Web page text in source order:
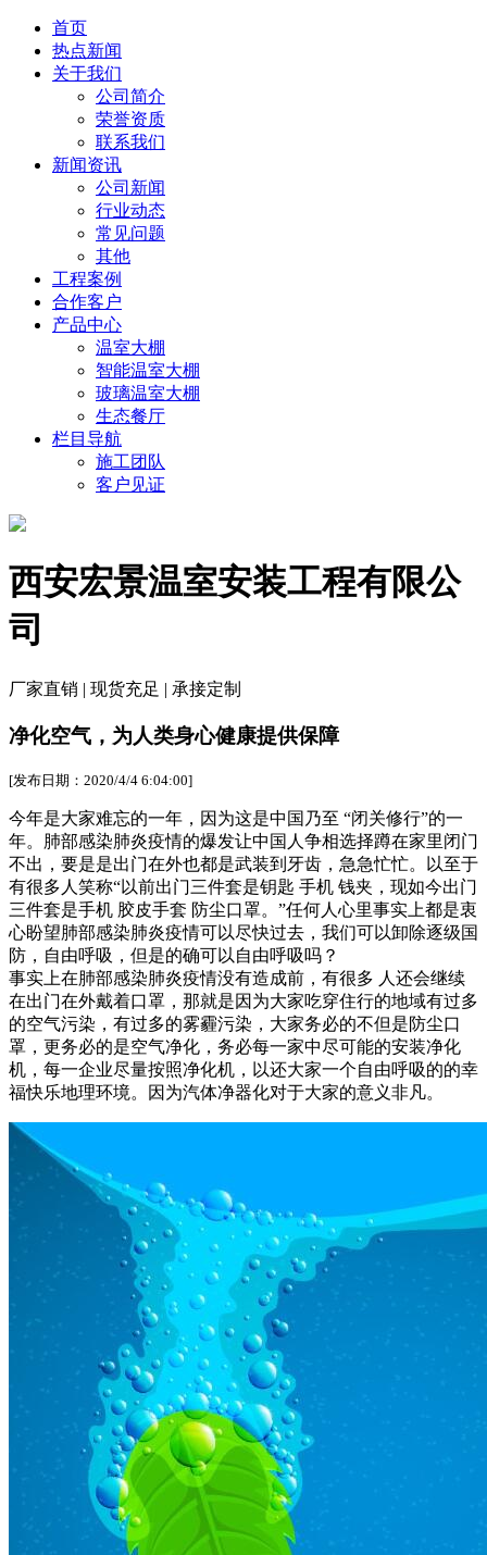
首页
热点新闻
关于我们
公司简介
荣誉资质
联系我们
新闻资讯
公司新闻
行业动态
常见问题
其他
工程案例
合作客户
产品中心
温室大棚
智能温室大棚
玻璃温室大棚
生态餐厅
栏目导航
施工团队
客户见证
西安宏景温室安装工程有限公
司
厂家直销 | 现货充足 | 承接定制
净化空气，为人类身心健康提供保障
[发布日期：2020/4/4 6:04:00]
今年是大家难忘的一年，因为这是中国乃至 “闭关修行”的一
年。肺部感染肺炎疫情的爆发让中国人争相选择蹲在家里闭门
不出，要是是出门在外也都是武装到牙齿，急急忙忙。以至于
有很多人笑称“以前出门三件套是钥匙 手机 钱夹，现如今出门
三件套是手机 胶皮手套 防尘口罩。”任何人心里事实上都是衷
心盼望肺部感染肺炎疫情可以尽快过去，我们可以卸除逐级国
防，自由呼吸，但是的确可以自由呼吸吗？
事实上在肺部感染肺炎疫情没有造成前，有很多 人还会继续
在出门在外戴着口罩，那就是因为大家吃穿住行的地域有过多
的空气污染，有过多的雾霾污染，大家务必的不但是防尘口
罩，更务必的是空气净化，务必每一家中尽可能的安装净化
机，每一企业尽量按照净化机，以还大家一个自由呼吸的的幸
福快乐地理环境。因为汽体净器化对于大家的意义非凡。